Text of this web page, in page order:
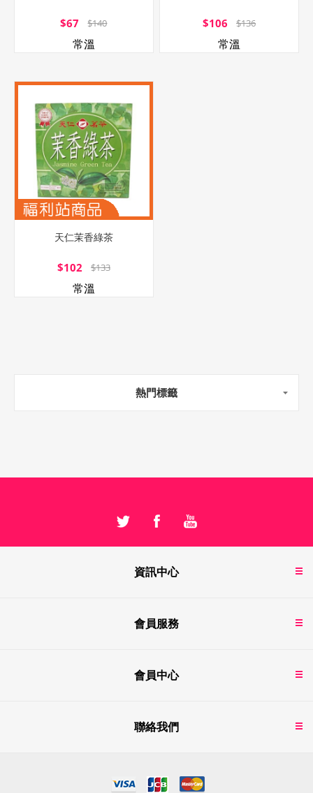
$67 $140
常溫
$106 $136
常溫
天仁茉香綠茶
$102 $133
常溫
熱門標籤
資訊中心
會員服務
會員中心
聯絡我們